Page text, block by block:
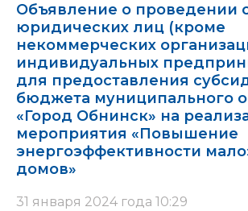
Объявление о проведении
юридических лиц (кроме
некоммерческих
индивидуальных
для предоставления
бюджета муниципального
«Город Обнинск» на
мероприятия «Повышение
энергоэффективности
домов»
31 января 2024 года 10:29